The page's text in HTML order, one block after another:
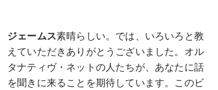
ジェームス素晴らしい。では、いろいろと教
えていただきありがとうございました。オル
タナティヴ・ネットの人たちが、あなたに話
を聞きに来ることを期待しています。このビ